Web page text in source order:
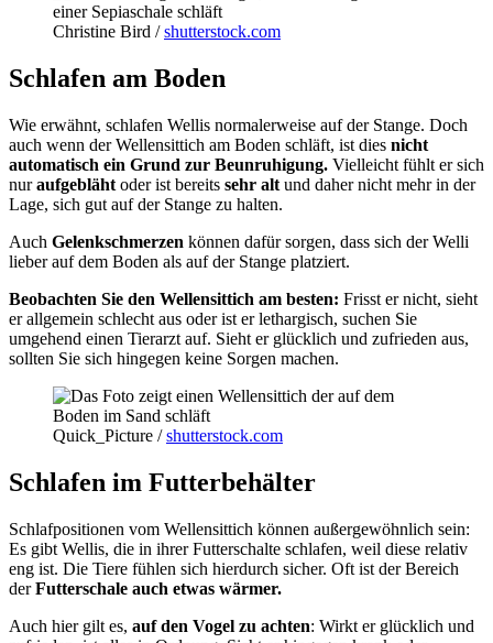
Christine Bird /shutterstock.com
Schlafen am Boden
Wie erwähnt, schlafen Wellis normalerweise auf der Stange. Doch
auch wenn der Wellensittich am Boden schläft, ist dies nicht
automatisch ein Grund zur Beunruhigung. Vielleicht fühlt er sich
nuraufgebläht oder ist bereits sehr alt und daher nicht mehr in der
Lage, sich gut auf der Stange zu halten.
Auch Gelenkschmerzen können dafür sorgen, dass sich der Welli
lieber auf dem Boden als auf der Stange platziert.
Beobachten Sie den Wellensittich am besten: Frisst er nicht, sieht
er allgemein schlecht aus oder ist er lethargisch, suchen Sie
umgehend einen Tierarzt auf. Sieht er glücklich und zufrieden aus,
sollten Sie sich hingegen keine Sorgen machen.
Quick_Picture /shutterstock.com
Schlafen im Futterbehälter
Schlafpositionen vom Wellensittich können außergewöhnlich sein:
Es gibt Wellis, die in ihrer Futterschalte schlafen, weil diese relativ
eng ist. Die Tiere fühlen sich hierdurch sicher. Oft ist der Bereich
derFutterschale auch etwas wärmer.
Auch hier gilt es, auf den Vogel zu achten: Wirkt er glücklich und